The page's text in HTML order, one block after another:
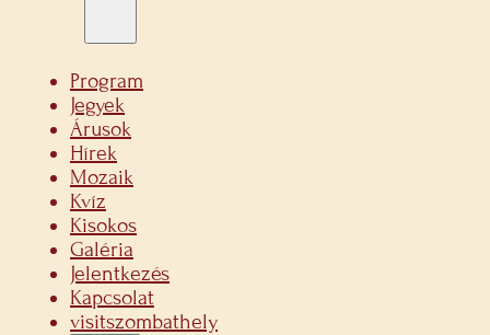
Program
Jegyek
Árusok
Hírek
Mozaik
Kvíz
Kisokos
Galéria
Jelentkezés
Kapcsolat
visitszombathely